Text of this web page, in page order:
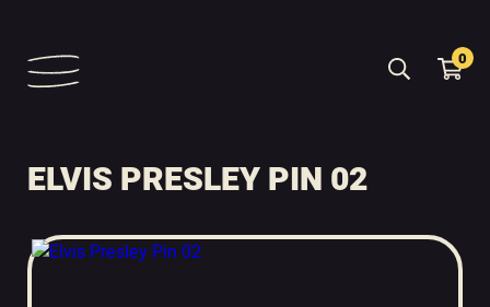
0
ELVIS PRESLEY PIN 02